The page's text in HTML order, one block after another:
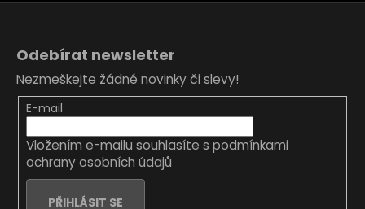
Odebírat newsletter
Nezmeškejte žádné novinky či slevy!
E-mail
Vložením e-mailu souhlasíte s podmínkami
ochrany osobních údajů
PŘIHLÁSIT SE